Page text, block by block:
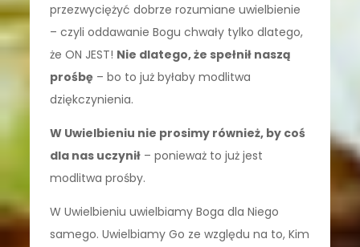
przezwyciężyć dobrze rozumiane uwielbienie
– czyli oddawanie Bogu chwały tylko dlatego,
że ON JEST! Nie dlatego, że spełnił naszą
prośbę – bo to już byłaby modlitwa
dziękczynienia.
W Uwielbieniu nie prosimy również, by coś
dla nas uczynił – ponieważ to już jest
modlitwa prośby.
W Uwielbieniu uwielbiamy Boga dla Niego
samego. Uwielbiamy Go ze względu na to, Kim